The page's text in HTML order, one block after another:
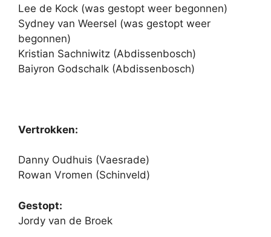
Lee de Kock (was gestopt weer begonnen)
Sydney van Weersel (was gestopt weer
begonnen)
Kristian Sachniwitz (Abdissenbosch)
Baiyron Godschalk (Abdissenbosch)
Vertrokken:
Danny Oudhuis (Vaesrade)
Rowan Vromen (Schinveld)
Gestopt:
Jordy van de Broek